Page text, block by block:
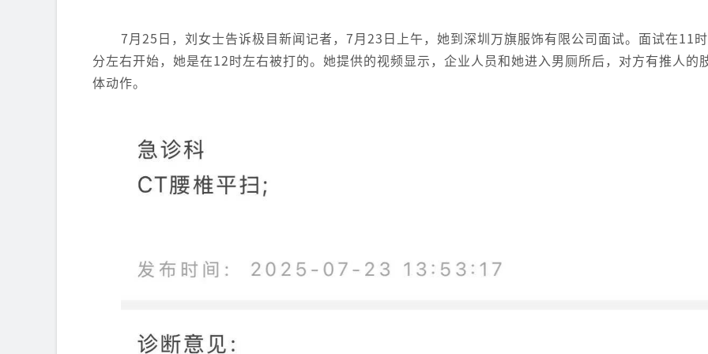
7月25日，刘女士告诉极目新闻记者，7月23日上午，她到深圳万旗服饰有限公司面试。面试在11
分左右开始，她是在12时左右被打的。她提供的视频显示，企业人员和她进入男厕所后，对方有推人的
体动作。